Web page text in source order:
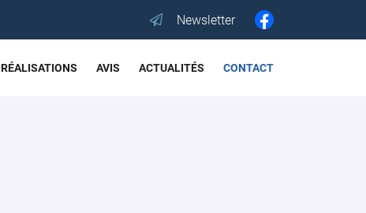
Newsletter
RÉALISATIONS AVIS ACTUALITÉS CONTACT